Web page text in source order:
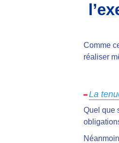
Comme
réaliser
La
Quel que